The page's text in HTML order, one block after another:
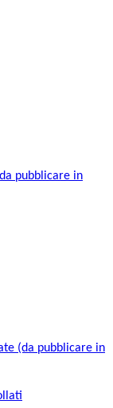
pubblicare in
(da pubblicare in